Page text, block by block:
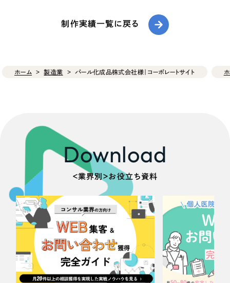
制作実績一覧に戻る
ホーム 製造業 パール化成品株式会社様｜コーポレートサイト
Download
＜業界別＞お役立ち資料